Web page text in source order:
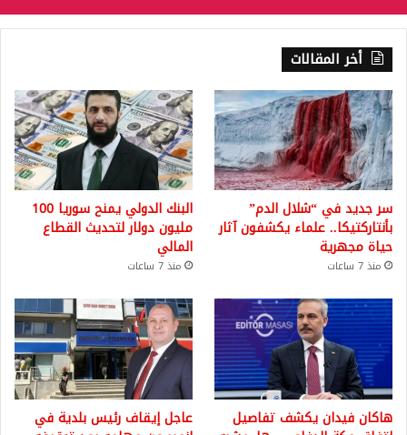
أخر المقالات
سر جديد في “شلال الدم”
بأنتاركتيكا.. علماء يكشفون آثار
حياة مجهرية
منذ 7 ساعات
البنك الدولي يمنح سوريا 100
مليون دولار لتحديث القطاع
المالي
منذ 7 ساعات
هاكان فيدان يكشف تفاصيل عاجل إيقاف رئيس بلدية في